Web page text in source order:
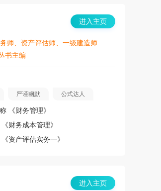
进入主页
师、资产评估师、一级建造师
书主编
严谨幽默 公式达人
《财务管理》
财务成本管理》
资产评估实务一》
进入主页